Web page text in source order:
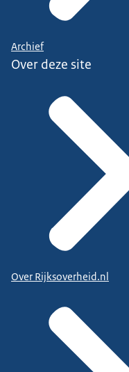
Archief
Over deze site
Over Rijksoverheid.nl